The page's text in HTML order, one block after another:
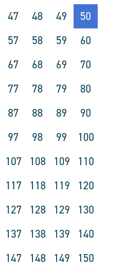
47 48 49
50
57 58 59
60
67 68 69
70
77 78 79
80
87 88 89
90
97 98 99
100
107 108 109
110
117 118 119
120
127 128 129
130
137 138 139
140
147 148 149
150